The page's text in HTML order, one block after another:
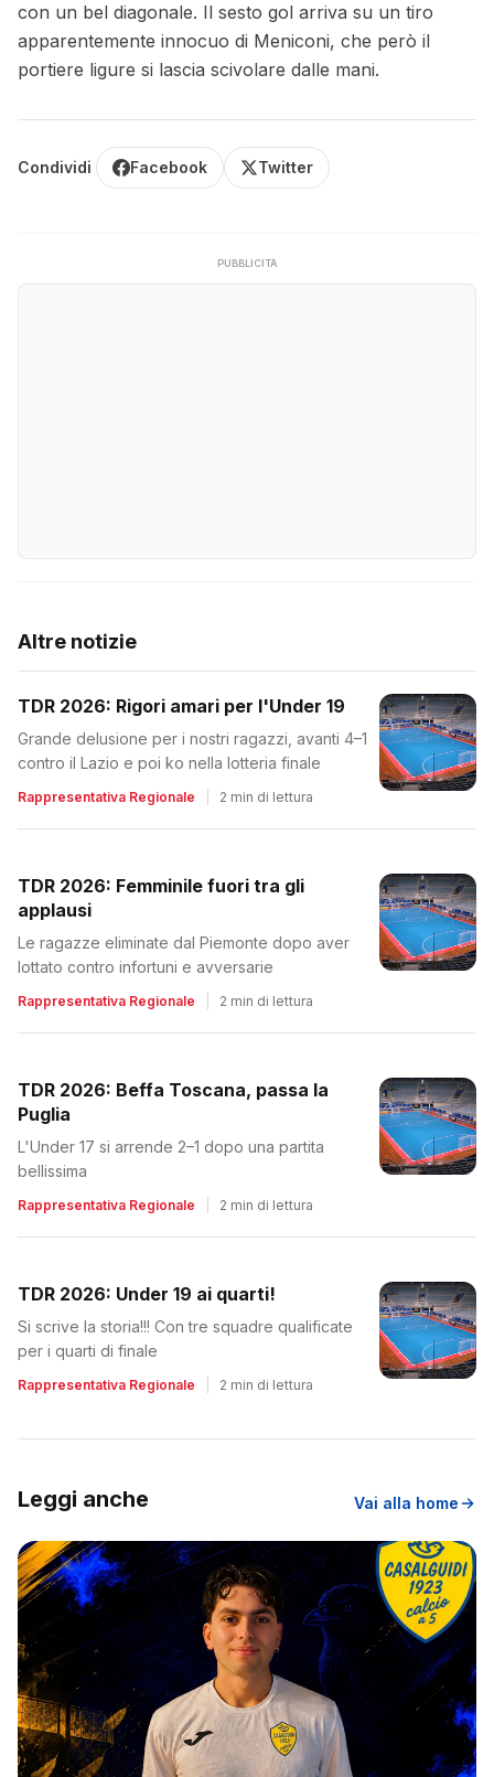
con un bel diagonale. Il sesto gol arriva su un tiro
apparentemente innocuo di Meniconi, che però il
portiere ligure si lascia scivolare dalle mani.
Condividi Facebook Twitter
PUBBLICITÀ
Altre notizie
TDR 2026: Rigori amari per l'Under 19
Grande delusione per i nostri ragazzi, avanti 4–1
contro il Lazio e poi ko nella lotteria finale
Rappresentativa Regionale 2 min di lettura
TDR 2026: Femminile fuori tra gli
applausi
Le ragazze eliminate dal Piemonte dopo aver
lottato contro infortuni e avversarie
Rappresentativa Regionale 2 min di lettura
TDR 2026: Beffa Toscana, passa la
Puglia
L'Under 17 si arrende 2–1 dopo una partita
bellissima
Rappresentativa Regionale 2 min di lettura
TDR 2026: Under 19 ai quarti!
Si scrive la storia!!! Con tre squadre qualificate
per i quarti di finale
Rappresentativa Regionale 2 min di lettura
Leggi anche Vai alla home